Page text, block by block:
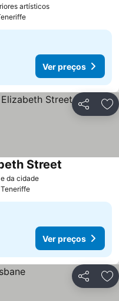
artísticos
Ver preços
Partilhar
da cidade
Street
Ver preços
Partilhar